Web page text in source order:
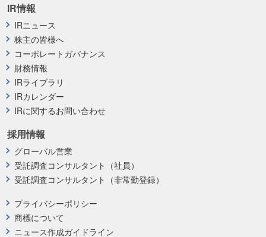
プライバシーポリシー
商標について
ニュース作成ガイドライン
採用情報
グローバル営業
受託調査コンサルタント（社員）
受託調査コンサルタント（非常勤登録）
IR情報
IRニュース
株主の皆様へ
コーポレートガバナンス
財務情報
IRライブラリ
IRカレンダー
IRに関するお問い合わせ